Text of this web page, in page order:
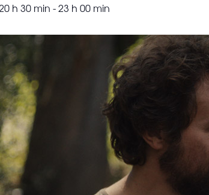
h 30 min -23 h 00 min